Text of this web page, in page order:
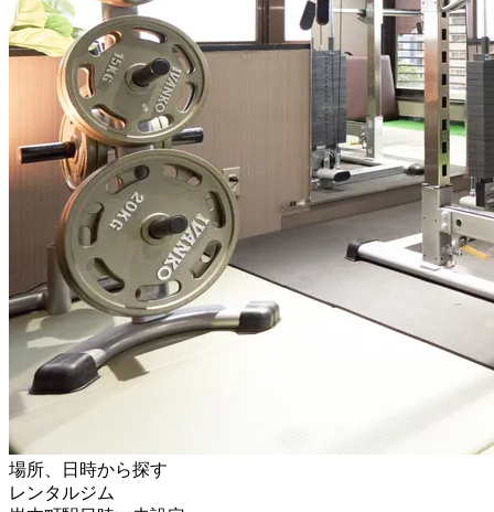
場所、日時から探す
レンタルジム